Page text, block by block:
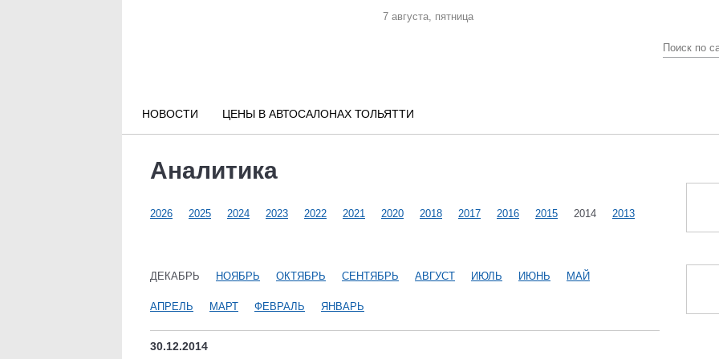
7 августа, пятница
НОВОСТИ ЦЕНЫ В АВТОСАЛОНАХ ТОЛЬЯТТИ
Аналитика
2026 2025 2024 2023 2022 2021 2020 2018 2017 2016 2015 2014 2013
ДЕКАБРЬ НОЯБРЬ ОКТЯБРЬ СЕНТЯБРЬ АВГУСТ ИЮЛЬ ИЮНЬ МАЙ
АПРЕЛЬ МАРТ ФЕВРАЛЬ ЯНВАРЬ
30.12.2014